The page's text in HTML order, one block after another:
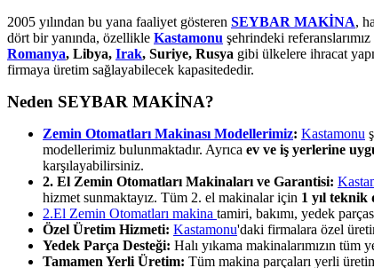
2005 yılından bu yana faaliyet gösteren SEYBAR MAKİNA,
dört bir yanında, özellikle Kastamonu şehrindeki
Romanya, Libya, Irak, Suriye, Rusya gibi ülkelere ihracat
firmaya üretim sağlayabilecek kapasitededir.
Neden SEYBAR MAKİNA?
Zemin Otomatları Makinası Modellerimiz: Kastamonu
modellerimiz bulunmaktadır. Ayrıca ev ve iş yerlerine
karşılayabilirsiniz.
2. El Zemin Otomatları Makinaları ve Garantisi:
hizmet sunmaktayız. Tüm 2. el makinalar için 1 yıl teknik
2.El Zemin Otomatları makina tamiri, bakımı, yedek
Özel Üretim Hizmeti: Kastamonu'daki firmalara özel
Yedek Parça Desteği: Halı yıkama makinalarımızın tüm
Tamamen Yerli Üretim: Tüm makina parçaları yerli